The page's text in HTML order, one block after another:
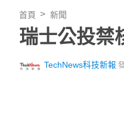
首頁 新聞
瑞士公投禁
TechNews科技新報